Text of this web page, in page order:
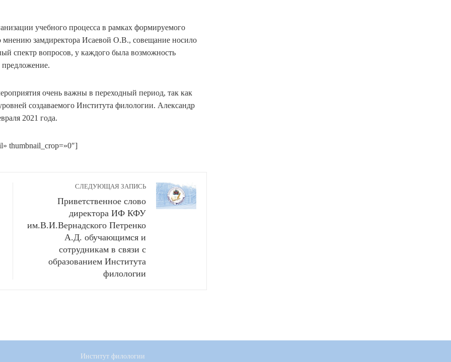
учебного процесса в рамках формируемого
замдиректора Исаевой О.В., совещание носило
спектр вопросов, у каждого была возможность
предложение.
очень важны в переходный период, так как
создаваемого Института филологии. Александр
2021 года.
thumbnail_crop=»0″]
СЛЕДУЮЩАЯ ЗАПИСЬ
Приветственное слово
директора ИФ КФУ
им.В.И.Вернадского Петренко
А.Д. обучающимся и
сотрудникам в связи с
образованием Института
филологии
Институт филологии